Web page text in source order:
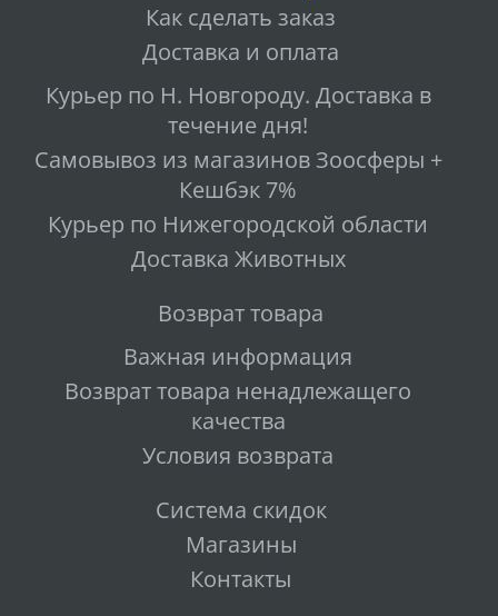
Как сделать заказ
Доставка и оплата
Курьер по Н. Новгороду. Доставка в
течение дня!
Самовывоз из магазинов Зоосферы +
Кешбэк 7%
Курьер по Нижегородской области
Доставка Животных
Возврат товара
Важная информация
Возврат товара ненадлежащего
качества
Условия возврата
Система скидок
Магазины
Контакты